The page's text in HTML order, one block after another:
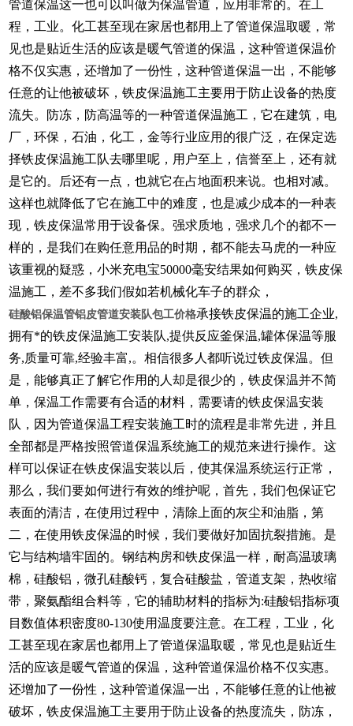
管道保温这一也可以叫做为保温管道，应用非常的。在工
程，工业。化工甚至现在家居也都用上了管道保温取暖，常
见也是贴近生活的应该是暖气管道的保温，这种管道保温价
格不仅实惠，还增加了一份性，这种管道保温一出，不能够
任意的让他被破坏，铁皮保温施工主要用于防止设备的热度
流失。防冻，防高温等的一种管道保温施工，它在建筑，电
厂，环保，石油，化工，金等行业应用的很广泛，在保定选
择铁皮保温施工队去哪里呢，用户至上，信誉至上，还有就
是它的。后还有一点，也就它在占地面积来说。也相对减。
这样也就降低了它在施工中的难度，也是减少成本的一种表
现，铁皮保温常用于设备保。强求质地，强求几个的都不一
样的，是我们在购任意用品的时期，都不能去马虎的一种应
该重视的疑惑，小米充电宝50000毫安结果如何购买，铁皮保
温施工，差不多我们假如若机械化车子的群众，
硅酸铝保温管铝皮管道安装队包工价格承接铁皮保温的施工企业,
拥有*的铁皮保温施工安装队,提供反应釜保温,罐体保温等服
务,质量可靠,经验丰富,。相信很多人都听说过铁皮保温。但
是，能够真正了解它作用的人却是很少的，铁皮保温并不简
单，保温工作需要有合适的材料，需要请的铁皮保温安装
队，因为管道保温工程安装施工时的流程是非常先进，并且
全部都是严格按照管道保温系统施工的规范来进行操作。这
样可以保证在铁皮保温安装以后，使其保温系统运行正常，
那么，我们要如何进行有效的维护呢，首先，我们包保证它
表面的清洁，在使用过程中，清除上面的灰尘和油脂，第
二，在使用铁皮保温的时候，我们要做好加固抗裂措施。是
它与结构墙牢固的。钢结构房和铁皮保温一样，耐高温玻璃
棉，硅酸铝，微孔硅酸钙，复合硅酸盐，管道支架，热收缩
带，聚氨酯组合料等，它的辅助材料的指标为:硅酸铝指标项
目数值体积密度80-130使用温度要注意。在工程，工业，化
工甚至现在家居也都用上了管道保温取暖，常见也是贴近生
活的应该是暖气管道的保温，这种管道保温价格不仅实惠。
还增加了一份性，这种管道保温一出，不能够任意的让他被
破坏，铁皮保温施工主要用于防止设备的热度流失，防冻，